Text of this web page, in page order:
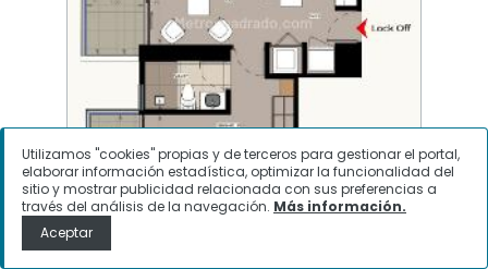
POZOS COLORADOS | Santa Marta
$913.674.954
Utilizamos "cookies" propias y de terceros para gestionar el portal,
elaborar información estadística, optimizar la funcionalidad del
sitio y mostrar publicidad relacionada con sus preferencias a
través del análisis de la navegación. Más información.
Aceptar